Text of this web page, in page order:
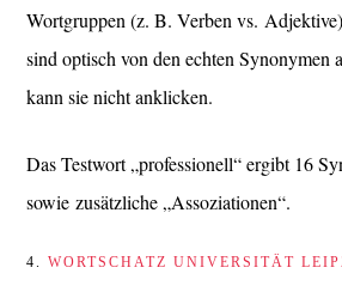
Wortgruppen (z. B. Verben vs.
sind optisch von den echten Synonymen
kann sie nicht anklicken.
Das Testwort „professionell“ ergibt 16
sowie zusätzliche „Assoziationen“.
4.WORTSCHATZ UNIVERSITÄT